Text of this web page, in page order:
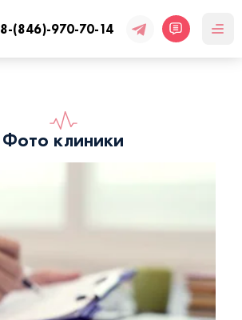
8-(846)-970-70-14
Фото клиники